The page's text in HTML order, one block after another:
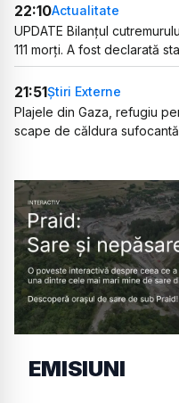
22:10Actualitate
UPDATE Bilanțul
111 morți. A fost declarată
21:51Știri Externe
Plajele din Gaza, refugiu
scape de căldura
EMISIUNI